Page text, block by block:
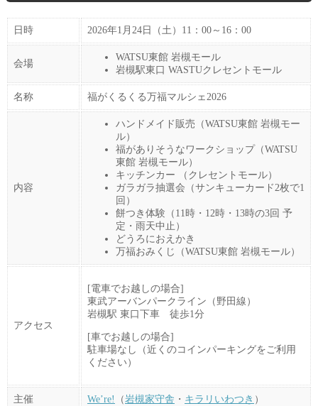
日時 2026年1月24日（土）11：00～16：00
会場
WATSU東館 岩槻モール
岩槻駅東口 WASTUクレセントモール
名称 福がくるくる万福マルシェ2026
内容
ハンドメイド販売（WATSU東館 岩槻モー
ル）
福がありそうなワークショップ（WATSU
東館 岩槻モール）
キッチンカー （クレセントモール）
ガラガラ抽選会（サンキューカード2枚で1
回）
餅つき体験（11時・12時・13時の3回 予
定・雨天中止）
どうろにおえかき
万福おみくじ（WATSU東館 岩槻モール）
アクセス
[電車でお越しの場合]
東武アーバンパークライン（野田線）
岩槻駅 東口下車 徒歩1分
[車でお越しの場合]
駐車場なし（近くのコインパーキングをご利用
ください）
主催 We’re! （岩槻家守舎 ・ キラリいわつき ）